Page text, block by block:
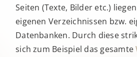
Seiten (Texte, Bilder etc.)
eigenen Verzeichnissen bzw.
Datenbanken. Durch diese
sich zum Beispiel das gesamte